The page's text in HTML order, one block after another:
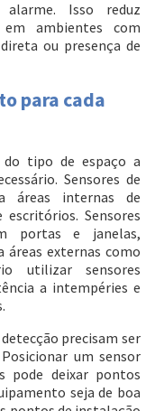
Isso reduz
ambientes com
ou presença de
para cada
do tipo de espaço a
Sensores de
áreas internas de
Sensores
portas e janelas,
externas como
utilizar sensores
a intempéries e
precisam ser
um sensor
pode deixar pontos
seja de boa